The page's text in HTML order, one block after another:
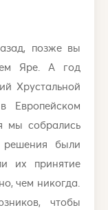
позже вы
Яре. А год
Хрустальной
Европейском
мы собрались
решения были
их принятие
чем никогда.
чтобы